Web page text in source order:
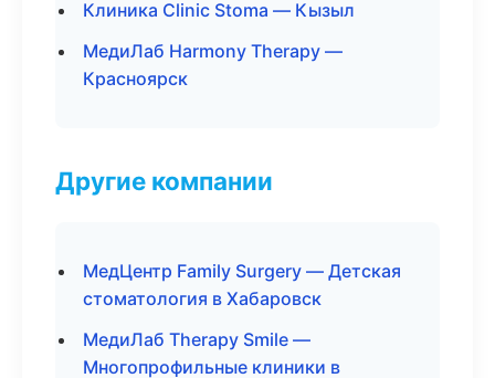
Клиника Clinic Stoma — Кызыл
МедиЛаб Harmony Therapy —
Красноярск
Другие компании
МедЦентр Family Surgery — Детская
стоматология в Хабаровск
МедиЛаб Therapy Smile —
Многопрофильные клиники в